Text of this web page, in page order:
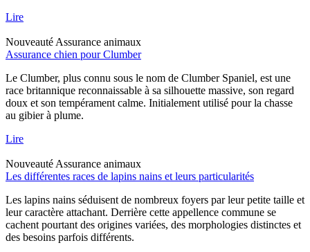
Lire
Nouveauté Assurance animaux
Assurance chien pour Clumber
Le Clumber, plus connu sous le nom de Clumber Spaniel, est une
race britannique reconnaissable à sa silhouette massive, son regard
doux et son tempérament calme. Initialement utilisé pour la chasse
au gibier à plume.
Lire
Nouveauté Assurance animaux
Les différentes races de lapins nains et leurs particularités
Les lapins nains séduisent de nombreux foyers par leur petite taille et
leur caractère attachant. Derrière cette appellence commune se
cachent pourtant des origines variées, des morphologies distinctes et
des besoins parfois différents.